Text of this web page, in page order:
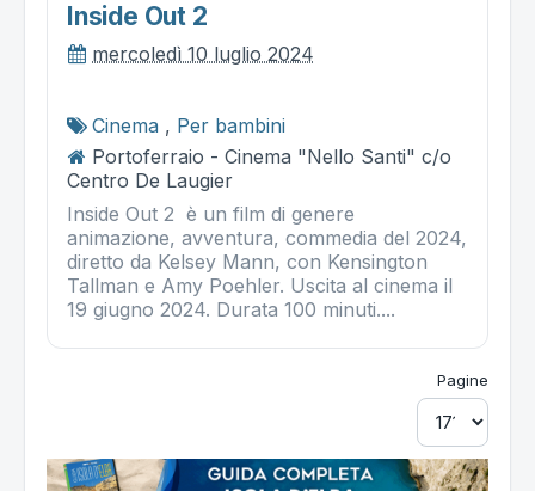
Inside Out 2
mercoledì 10 luglio 2024
Cinema , Per bambini
Portoferraio - Cinema "Nello Santi" c/o
Centro De Laugier
Inside Out 2 è un film di genere
animazione, avventura, commedia del 2024,
diretto da Kelsey Mann, con Kensington
Tallman e Amy Poehler. Uscita al cinema il
19 giugno 2024. Durata 100 minuti....
Pagine